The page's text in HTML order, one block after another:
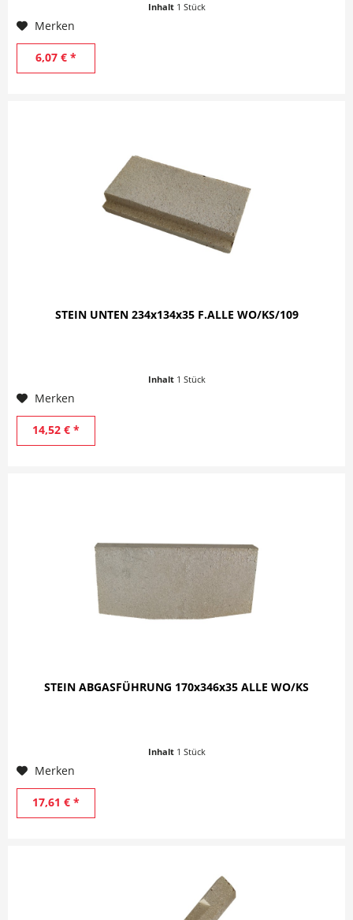
Inhalt 1 Stück
Merken
6,07 € *
STEIN UNTEN 234x134x35 F.ALLE WO/KS/109
Inhalt 1 Stück
Merken
14,52 € *
STEIN ABGASFÜHRUNG 170x346x35 ALLE WO/KS
Inhalt 1 Stück
Merken
17,61 € *